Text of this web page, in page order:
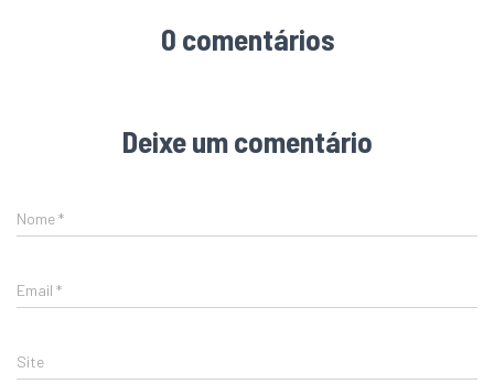
0 comentários
Deixe um comentário
Nome*
Email *
Site